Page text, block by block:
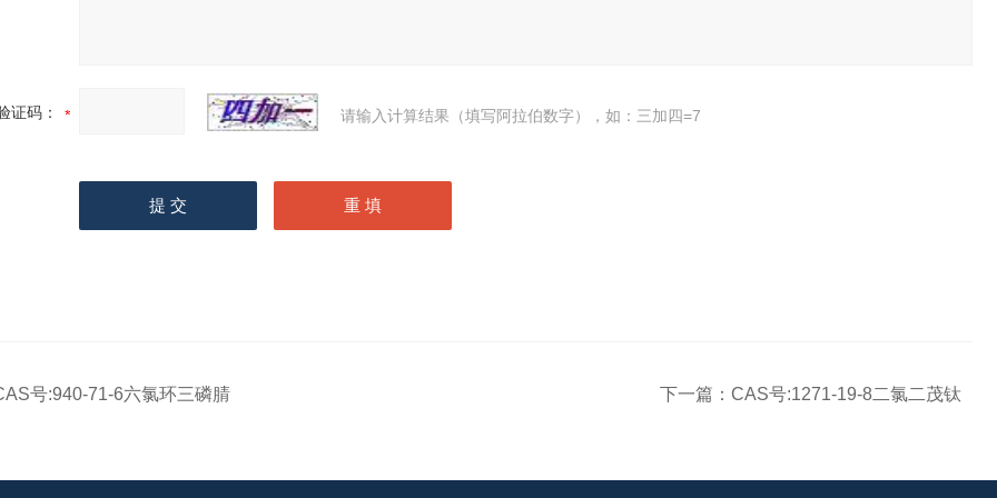
证码： 请输入计算结果（填写阿拉伯数字），如：三加四=7
号:940-71-6六氯环三磷腈 下一篇： CAS号:1271-19-8二氯二茂钛